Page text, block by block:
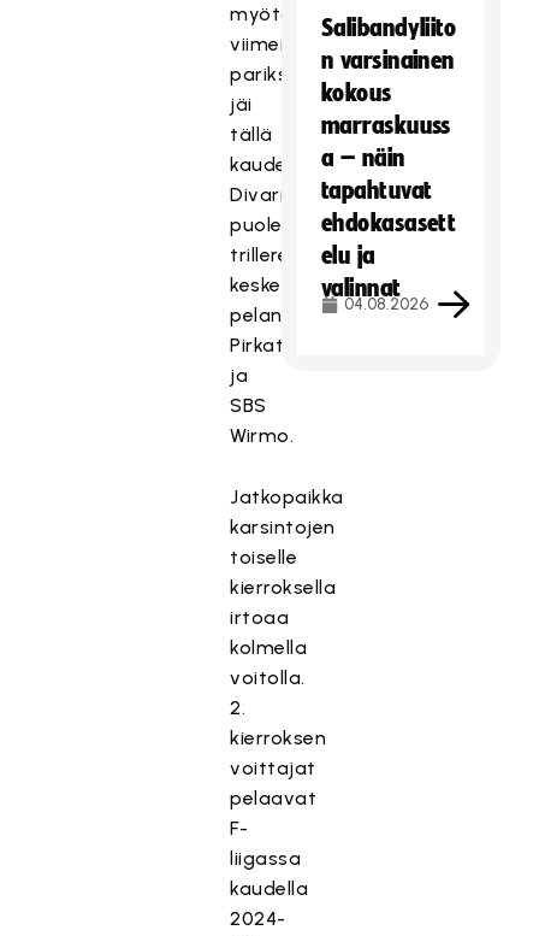
myötä
viimeiseksi
pariksi
jäi
tällä
kaudella
Divarin
puolella
trillereitä
keskenään
pelanneet
Pirkat
ja
SBS
Wirmo.
Jatkopaikka
karsintojen
toiselle
kierroksella
irtoaa
kolmella
voitolla.
2.
kierroksen
voittajat
pelaavat
F-
liigassa
kaudella
2024-
Salibandyliito
n varsinainen
kokous
marraskuuss
a – näin
tapahtuvat
ehdokasasett
elu ja
valinnat
04.08.2026